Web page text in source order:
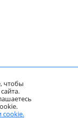
- 2026.
публичной
чтобы
cookie.